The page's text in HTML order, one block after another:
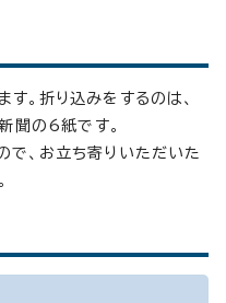
。折り込みをするのは、
聞の6紙です。
で、お立ち寄りいただいた